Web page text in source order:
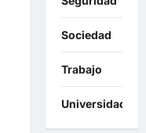
Sociedad
Trabajo
Universidades